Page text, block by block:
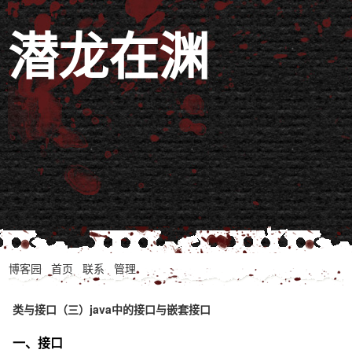
潜龙在渊
博客园 首页 联系 管理
类与接口（三）java中的接口与嵌套接口
一、接口